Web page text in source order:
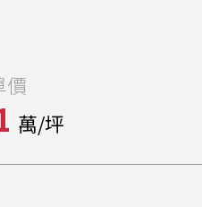
價
萬/坪